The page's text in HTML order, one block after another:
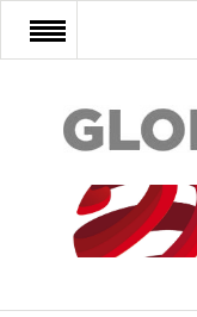
FŐOLDAL
AFRIKA